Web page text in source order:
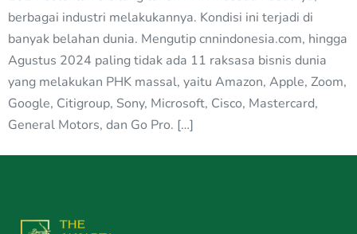
berbagai industri melakukannya. Kondisi ini terjadi di
banyak belahan dunia. Mengutip cnnindonesia.com, hingga
Agustus 2024 paling tidak ada 11 raksasa bisnis dunia
yang melakukan PHK massal, yaitu Amazon, Apple, Zoom,
Google, Citigroup, Sony, Microsoft, Cisco, Mastercard,
General Motors, dan Go Pro. […]